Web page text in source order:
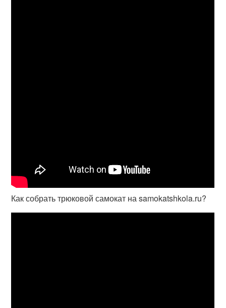
Как собрать трюковой самокат на samokatshkola.ru?